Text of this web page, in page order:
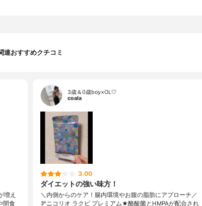
連おすすめクチコミ
増え
間食
3歳＆0歳boy×OL🤍
coala
3.00
ダイエットの強い味方！
＼内側からのケア！腸内環境やお腹の脂肪にアプローチ／
🫘ニコリオ ラクビ プレミアム★酪酸菌とHMPAが配合され